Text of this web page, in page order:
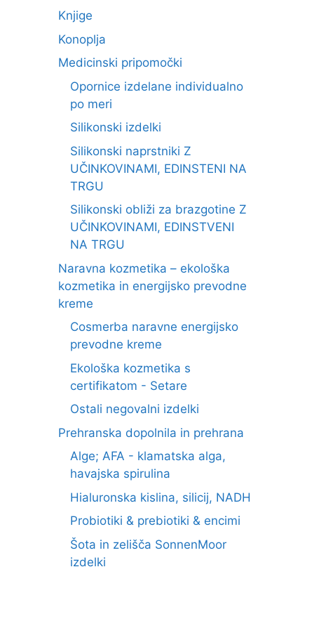
Knjige
Konoplja
Medicinski pripomočki
Opornice izdelane individualno
po meri
Silikonski izdelki
Silikonski naprstniki Z
UČINKOVINAMI, EDINSTENI NA
TRGU
Silikonski obliži za brazgotine Z
UČINKOVINAMI, EDINSTVENI
NA TRGU
Naravna kozmetika – ekološka
kozmetika in energijsko prevodne
kreme
Cosmerba naravne energijsko
prevodne kreme
Ekološka kozmetika s
certifikatom - Setare
Ostali negovalni izdelki
Prehranska dopolnila in prehrana
Alge; AFA - klamatska alga,
havajska spirulina
Hialuronska kislina, silicij, NADH
Probiotiki & prebiotiki & encimi
Šota in zelišča SonnenMoor
izdelki